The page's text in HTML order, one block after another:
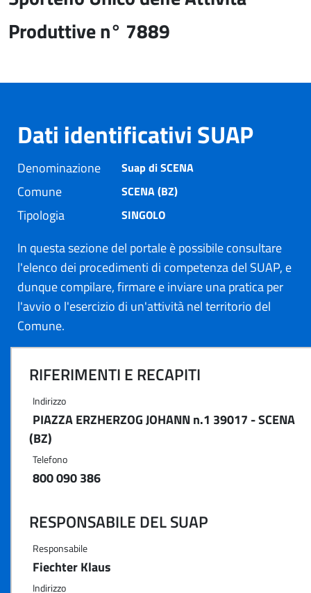
Produttive n° 7889
Dati identificativi SUAP
Denominazione Suap di SCENA
Comune SCENA (BZ)
Tipologia SINGOLO
In questa sezione del portale è possibile consultare
l'elenco dei procedimenti di competenza del SUAP, e
dunque compilare, firmare e inviare una pratica per
l'avvio o l'esercizio di un'attività nel territorio del
Comune.
RIFERIMENTI E RECAPITI
Indirizzo
PIAZZA ERZHERZOG JOHANN n.1 39017 - SCENA
(BZ)
Telefono
800 090 386
RESPONSABILE DEL SUAP
Responsabile
Fiechter Klaus
Indirizzo